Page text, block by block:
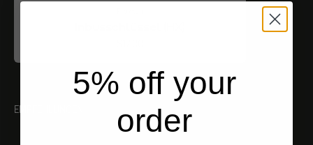
EMPFEHLUNGEN
5% off your
order